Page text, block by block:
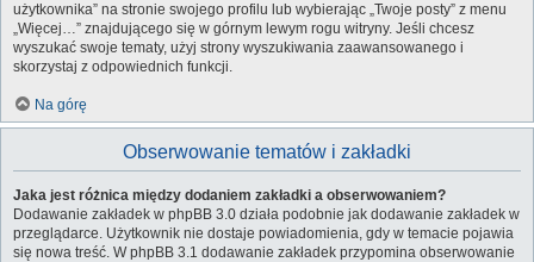
użytkownika” na stronie swojego profilu lub wybierając „Twoje posty” z menu
„Więcej…” znajdującego się w górnym lewym rogu witryny. Jeśli chcesz
wyszukać swoje tematy, użyj strony wyszukiwania zaawansowanego i
skorzystaj z odpowiednich funkcji.
Na górę
Obserwowanie tematów i zakładki
Jaka jest różnica między dodaniem zakładki a obserwowaniem?
Dodawanie zakładek w phpBB 3.0 działa podobnie jak dodawanie zakładek w
przeglądarce. Użytkownik nie dostaje powiadomienia, gdy w temacie pojawia
się nowa treść. W phpBB 3.1 dodawanie zakładek przypomina obserwowanie